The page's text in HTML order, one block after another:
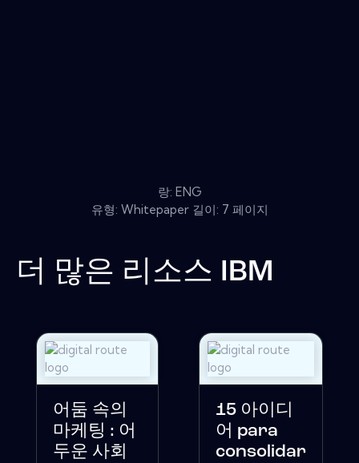
랑: ENG
유형: Whitepaper 길이: 7 페이지
더 많은 리소스 IBM
어둠 속의
마케팅 : 어
두운 사회
15 아이디
어 para
consolidar